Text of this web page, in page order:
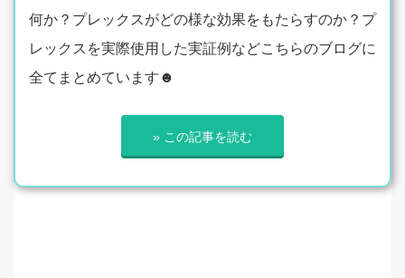
何か？プレックスがどの様な効果をもたらすのか？プ
レックスを実際使用した実証例などこちらのブログに
全てまとめています☻
» この記事を読む